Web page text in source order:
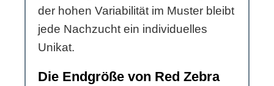
der hohen Variabilität im Muster bleibt
jede Nachzucht ein individuelles
Unikat.
Die Endgröße von Red Zebra